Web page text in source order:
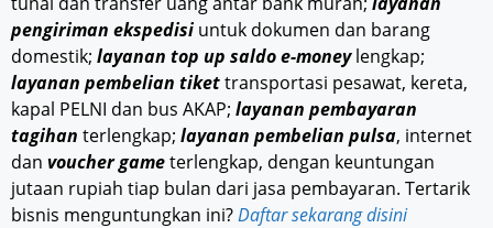
pengiriman ekspedisi untuk dokumen dan barang
domestik; layanan top up saldo e-moneylengkap;
layanan pembelian tikettransportasi pesawat, kereta,
kapal PELNI dan bus AKAP; layanan pembayaran
tagihan terlengkap; layanan pembelian pulsa, internet
dan voucher gameterlengkap, dengan keuntungan
jutaan rupiah tiap bulan dari jasa pembayaran. Tertarik
bisnis menguntungkan ini?Daftar sekarang disini